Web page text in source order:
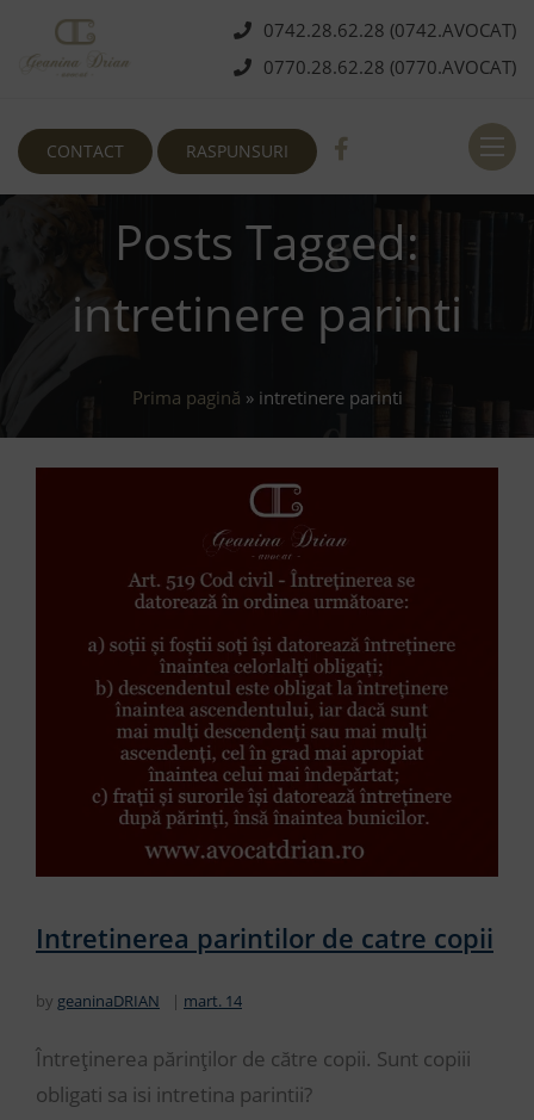
0742.28.62.28 (0742.AVOCAT)
0770.28.62.28 (0770.AVOCAT)
CONTACT RASPUNSURI
Posts Tagged:
intretinere parinti
Prima pagină » intretinere parinti
Intretinerea parintilor de catre copii
by geaninaDRIAN mart. 14
Întreținerea părinților de către copii. Sunt copiii
obligati sa isi intretina parintii?